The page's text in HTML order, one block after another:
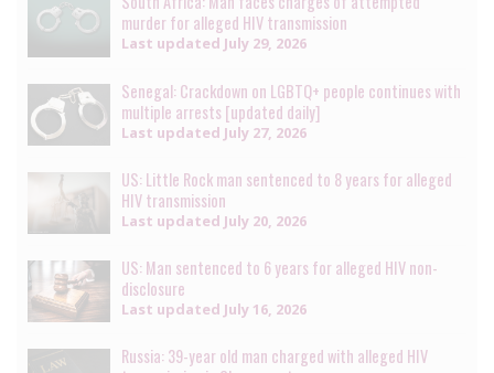
murder for alleged HIV transmission
Last updated July 29, 2026
Senegal: Crackdown on LGBTQ+ people continues with
multiple arrests [updated daily]
Last updated July 27, 2026
US: Little Rock man sentenced to 8 years for alleged
HIV transmission
Last updated July 20, 2026
US: Man sentenced to 6 years for alleged HIV non-
disclosure
Last updated July 16, 2026
Russia: 39-year old man charged with alleged HIV